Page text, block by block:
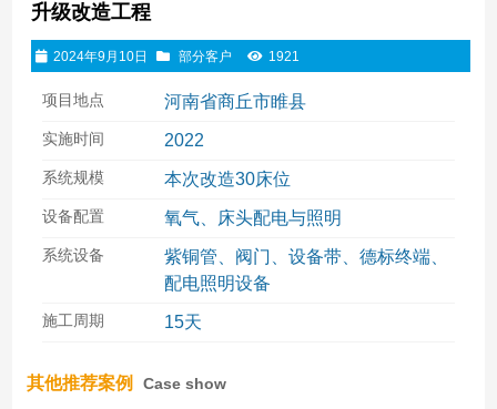
升级改造工程
2024年9月10日 部分客户 1921
项目地点 河南省商丘市睢县
实施时间 2022
系统规模 本次改造30床位
设备配置 氧气、床头配电与照明
系统设备
紫铜管、阀门、设备带、德标终端、
配电照明设备
施工周期 15天
其他推荐案例 Case show